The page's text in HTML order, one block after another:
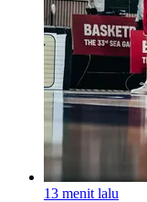
13 menit lalu